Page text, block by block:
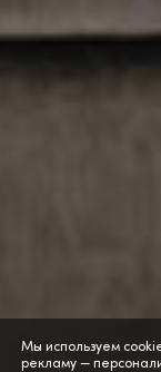
Мы используем
рекламу —